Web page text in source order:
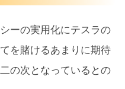
ーの実用化にテスラの
を賭けるあまりに期待
の次となっているとの